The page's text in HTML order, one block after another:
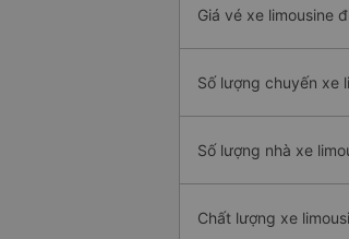
Giá vé xe limousine
Số lượng chuyến xe
Số lượng nhà xe
Chất lượng xe